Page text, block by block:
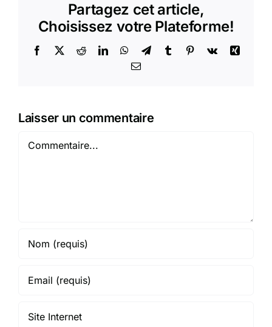
Partagez cet article,
Choisissez votre Plateforme!
Facebook
X RedditLinkedInWhatsApp
TelegramTumblr Pinterest
Vk
Xing
Email
Laisser un commentaire
Commentaire